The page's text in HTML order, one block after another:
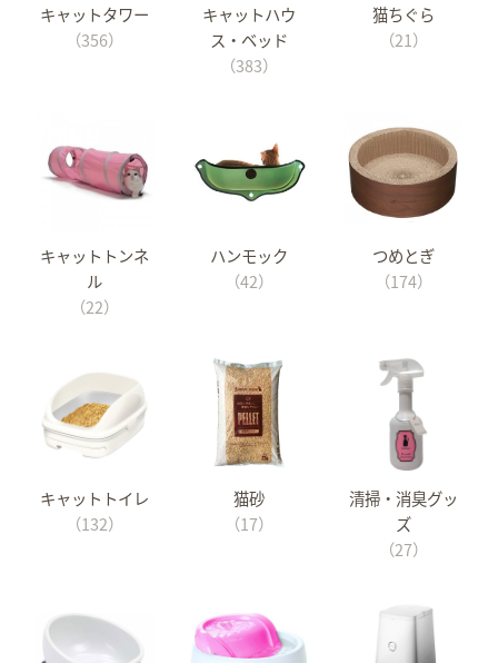
キャットタワー
（356）
キャットハウ
ス・ベッド
（383）
猫ちぐら
（21）
キャットトンネ
ル
（22）
ハンモック
（42）
つめとぎ
（174）
キャットトイレ
（132）
猫砂
（17）
清掃・消臭グッ
ズ
（27）